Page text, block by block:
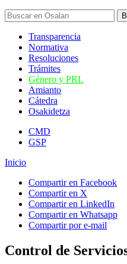
Transparencia
Normativa
Resoluciones
Trámites
Género y PRL
Amianto
Cátedra
Osakidetza
CMD
GSP
Inicio
Compartir en Facebook
Compartir en X
Compartir en LinkedIn
Compartir en Whatsapp
Compartir por e-mail
Control de